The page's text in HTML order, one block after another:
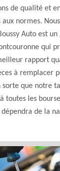
de qualité et
normes.
Auto est un
qui
rapport
à remplacer
sorte que notre
toutes les
de la